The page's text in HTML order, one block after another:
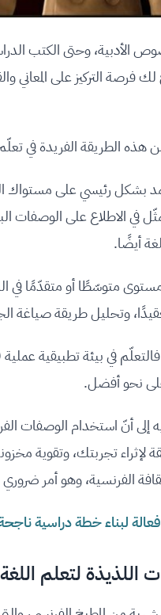
الأدبية، وحتى الكتب
فرصة التركيز على المعاني
الطريقة الفريدة في
بشكل رئيسي على مستواك
في الاطلاع على الوصفات
أيضًا.
متوسّطًا أو متقدّمًا في
وتحليل طريقة صياغة
في بيئة تطبيقية
نحو أفضل.
إلى أنّ استخدام الوصفات
لإثراء تجربتك، وتقوية
الفرنسية، وهو أمر
لبناء خطة دراسية
لتعلم